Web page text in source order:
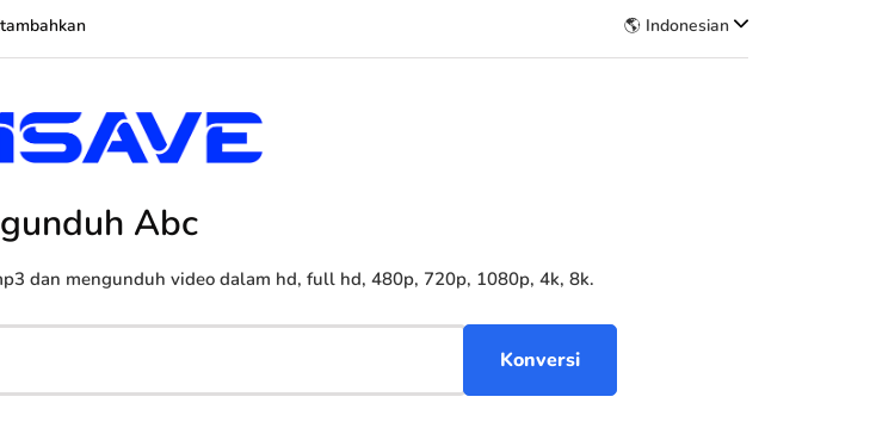
🌎 Indonesian
Abc
dan mengunduh video dalam hd, full hd, 480p, 720p, 1080p, 4k, 8k.